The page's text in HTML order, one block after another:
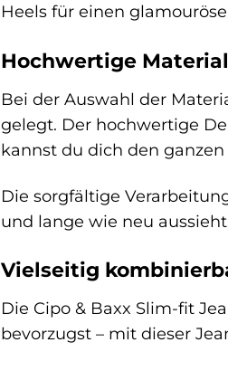
Heels für einen
Hochwertige
Bei der Auswahl der
gelegt. Der hochwertige
kannst du dich den
Die sorgfältige
und lange wie neu
Vielseitig
Die Cipo & Baxx Slim-fit
bevorzugst – mit dieser